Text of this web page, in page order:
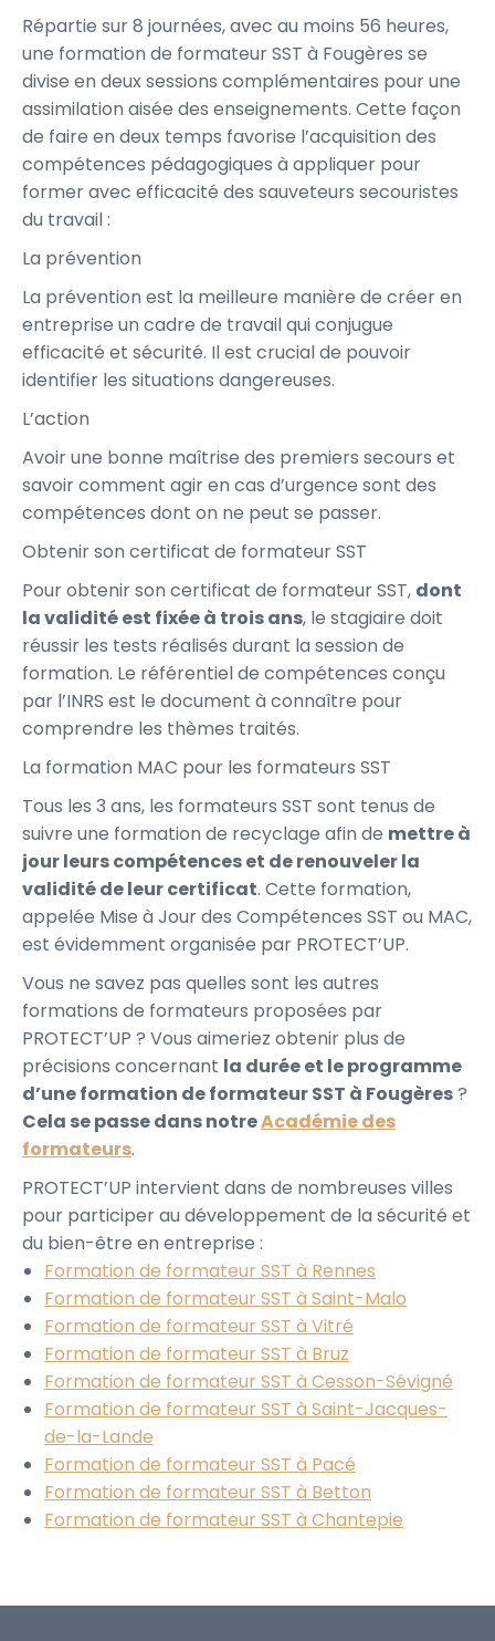
Répartie sur 8 journées, avec au moins 56 heures,
une formation de formateur SST à Fougères se
divise en deux sessions complémentaires pour une
assimilation aisée des enseignements. Cette façon
de faire en deux temps favorise l’acquisition des
compétences pédagogiques à appliquer pour
former avec efficacité des sauveteurs secouristes
du travail :
La prévention
La prévention est la meilleure manière de créer en
entreprise un cadre de travail qui conjugue
efficacité et sécurité. Il est crucial de pouvoir
identifier les situations dangereuses.
L’action
Avoir une bonne maîtrise des premiers secours et
savoir comment agir en cas d’urgence sont des
compétences dont on ne peut se passer.
Obtenir son certificat de formateur SST
Pour obtenir son certificat de formateur SST, dont
la validité est fixée à trois ans, le stagiaire doit
réussir les tests réalisés durant la session de
formation. Le référentiel de compétences conçu
par l’INRS est le document à connaître pour
comprendre les thèmes traités.
La formation MAC pour les formateurs SST
Tous les 3 ans, les formateurs SST sont tenus de
suivre une formation de recyclage afin de mettre à
jour leurs compétences et de renouveler la
validité de leur certificat. Cette formation,
appelée Mise à Jour des Compétences SST ou MAC,
est évidemment organisée par PROTECT’UP.
Vous ne savez pas quelles sont les autres
formations de formateurs proposées par
PROTECT’UP ? Vous aimeriez obtenir plus de
précisions concernant la durée et le programme
d’une formation de formateur SST à Fougères?
Cela se passe dans notreAcadémie des
formateurs.
PROTECT’UP intervient dans de nombreuses villes
pour participer au développement de la sécurité et
du bien-être en entreprise :
Formation de formateur SST à Rennes
Formation de formateur SST à Saint-Malo
Formation de formateur SST à Vitré
Formation de formateur SST à Bruz
Formation de formateur SST à Cesson-Sévigné
Formation de formateur SST à Saint-Jacques-
de-la-Lande
Formation de formateur SST à Pacé
Formation de formateur SST à Betton
Formation de formateur SST à Chantepie